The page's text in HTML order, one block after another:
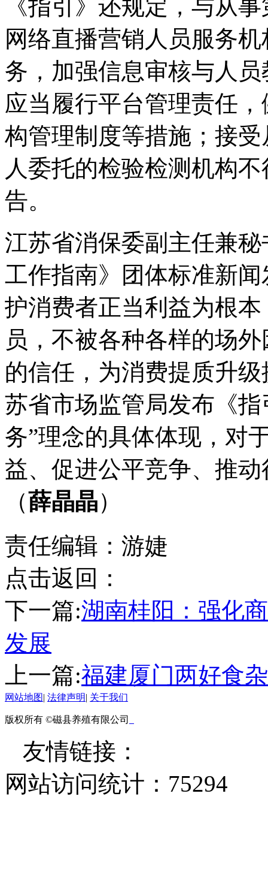
《指引》还规定，与从
网络直播营销人员服务
务，加强信息审核与人
应当履行平台管理责任
构管理制度等措施；接
人委托的检验检测机构
告。
江苏省消保委副主任兼
工作指南》团体标准新
护消费者正当利益为根
员，不被各种各样的场
的信任，为消费提质升
苏省市场监管局发布《
务”理念的具体体现，对
益、促进公平竞争、推
（薛晶晶）
责任编辑：游婕
点击返回：
下一篇:湖南桂阳：强化
发展
上一篇:福建厦门两好食
网站地图| 法律声明| 关于我们
版权所有 ©磁县养殖有限公司
友情链接：
网站访问统计： 75294